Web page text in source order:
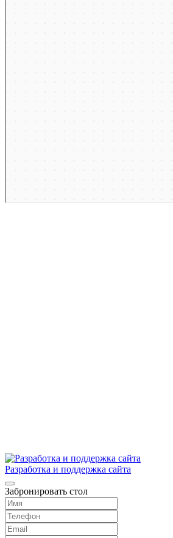
Разработка и поддержка сайта
Забронировать стол